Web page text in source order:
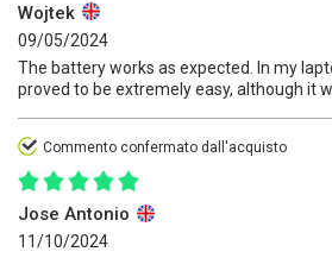
Wojtek
09/05/2024
The battery works as expected. In my
proved to be extremely easy, although it
Commento confermato dall'acquisto
Jose Antonio
11/10/2024